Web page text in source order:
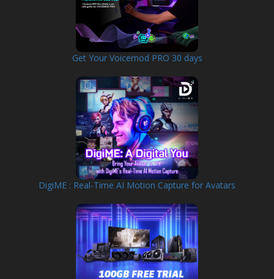
Get Your Voicemod PRO 30 days
DigiME : Real-Time AI Motion Capture for Avatars